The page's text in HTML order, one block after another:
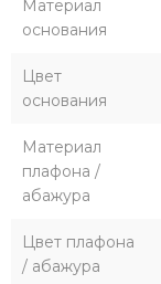
Материал
основания
Цвет
основания
Материал
плафона /
абажура
Цвет плафона
/ абажура